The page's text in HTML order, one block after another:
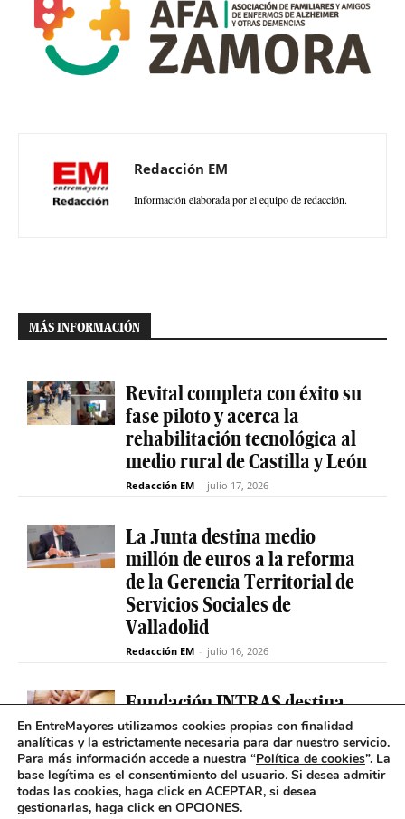
Redacción EM
Información elaborada por el equipo de redacción.
MÁS INFORMACIÓN
Revital completa con éxito su
fase piloto y acerca la
rehabilitación tecnológica al
medio rural de Castilla y León
Redacción EM - julio 17, 2026
La Junta destina medio
millón de euros a la reforma
de la Gerencia Territorial de
Servicios Sociales de
Valladolid
Redacción EM - julio 16, 2026
Fundación INTRAS destina
6.000 euros a proyectos
sociales que impulsen la
salud mental en Castilla y
León
En EntreMayores utilizamos cookies propias con finalidad
analíticas y la estrictamente necesaria para dar nuestro servicio.
Para más información accede a nuestra “Política de cookies”. La
base legítima es el consentimiento del usuario. Si desea admitir
todas las cookies, haga click en ACEPTAR, si desea
gestionarlas, haga click en OPCIONES.